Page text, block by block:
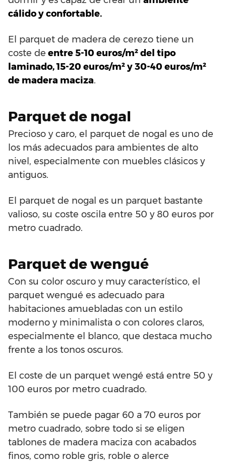
cálido y confortable.
El parquet de madera de cerezo tiene un
coste de entre 5-10 euros/m² del tipo
laminado, 15-20 euros/m² y 30-40 euros/m²
de madera maciza.
Parquet de nogal
Precioso y caro, el parquet de nogal es uno de
los más adecuados para ambientes de alto
nivel, especialmente con muebles clásicos y
antiguos.
El parquet de nogal es un parquet bastante
valioso, su coste oscila entre 50 y 80 euros por
metro cuadrado.
Parquet de wengué
Con su color oscuro y muy característico, el
parquet wengué es adecuado para
habitaciones amuebladas con un estilo
moderno y minimalista o con colores claros,
especialmente el blanco, que destaca mucho
frente a los tonos oscuros.
El coste de un parquet wengé está entre 50 y
100 euros por metro cuadrado.
También se puede pagar 60 a 70 euros por
metro cuadrado, sobre todo si se eligen
tablones de madera maciza con acabados
finos, como roble gris, roble o alerce